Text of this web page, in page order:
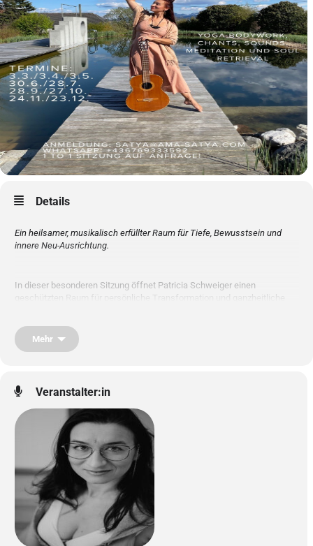
Details
Ein heilsamer, musikalisch erfüllter Raum für Tiefe, Bewusstsein und
innere Neu-Ausrichtung.
In dieser besonderen Sitzung öffnet Patricia Schweiger einen
geschützten Raum für persönliche Transformation und ganzheitliche
Gemeinsam öffnen wir das Feld aller Möglichkeiten – unterstützt durch:
Gesang, Klänge, Chants & Mantras
Achtsamkeit & Tiefenentspannung
Soul Journeys & geführte Meditationen
Mehr
Veranstalter:in